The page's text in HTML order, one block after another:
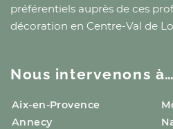
préférentiels auprès de ces
décoration en Centre-Val de
Nous intervenons à…
Aix-en-Provence
Annecy